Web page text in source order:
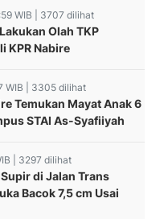
WIB | 3707 dilihat
Olah TKP
KPR Nabire
WIB | 3305 dilihat
Temukan Mayat Anak 6
STAI As-Syafiiyah
| 3297 dilihat
di Jalan Trans
Bacok 7,5 cm Usai